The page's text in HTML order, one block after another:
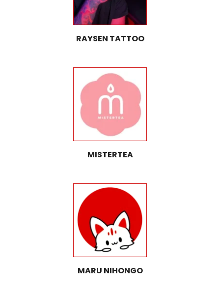
RAYSEN TATTOO
MISTERTEA
MARU NIHONGO